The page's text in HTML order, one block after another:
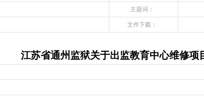
主题词：
文件下载：
江苏省通州监狱关于出监教育中心维修项